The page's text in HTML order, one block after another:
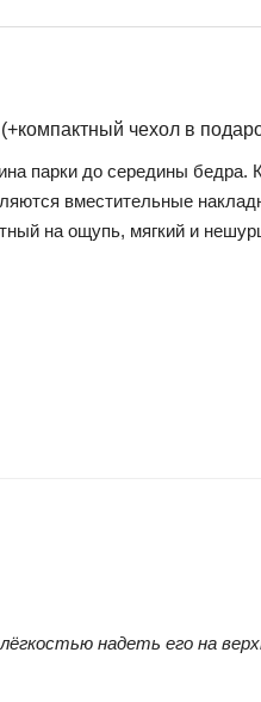
чехол в
парки до середины
вместительные
на ощупь, мягкий и
надеть его на